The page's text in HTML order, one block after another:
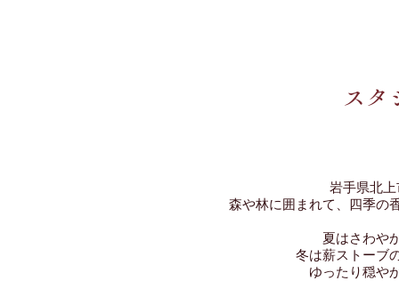
スタ
岩手県北
森や林に囲まれて、四季の
夏はさわや
冬は薪ストーブ
ゆったり穏や